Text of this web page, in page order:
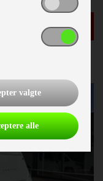
306.800
valgte
alle